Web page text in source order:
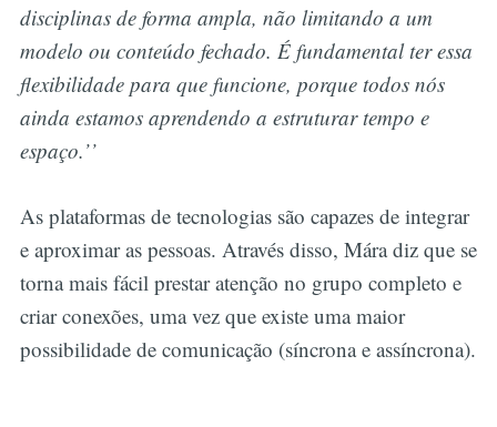
disciplinas de forma ampla, não limitando a um
modelo ou conteúdo fechado. É fundamental ter essa
flexibilidade para que funcione, porque todos nós
ainda estamos aprendendo a estruturar tempo e
espaço.’’
As plataformas de tecnologias são capazes de integrar
e aproximar as pessoas. Através disso, Mára diz que se
torna mais fácil prestar atenção no grupo completo e
criar conexões, uma vez que existe uma maior
possibilidade de comunicação (síncrona e assíncrona).